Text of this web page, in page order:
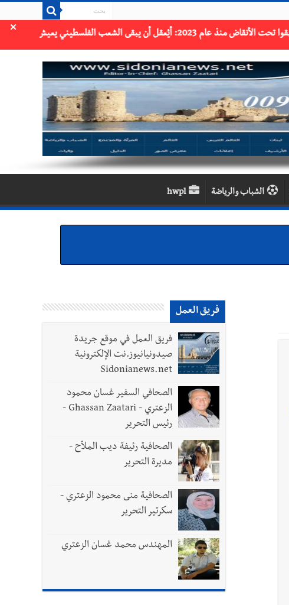
×
الشباب والرياضة hwpl
فريق العمل
فريق العمل في موقع جريدة
صيدونيانيوز.نت الإلكترونية
Sidonianews.net
الصحافي السفير غسان محمود
الزعتري - Ghassan Zaatari -
رئيس التحرير
الصحافية رئيفة ديب الملاّح -
مديرة التحرير
الصحافية منى محمود الزعتري -
سكرتير التحرير
المهندس محمد غسان الزعتري